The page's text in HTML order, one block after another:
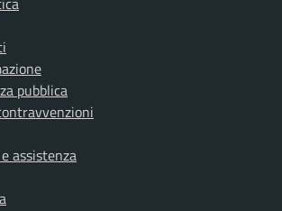
pubblica
assistenza